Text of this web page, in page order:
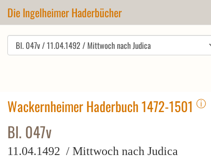
Die Ingelheimer Haderbücher
Wackernheimer Haderbuch 1472-1501 ⓘ
Bl. 047v
11.04.1492 / Mittwoch nach Judica